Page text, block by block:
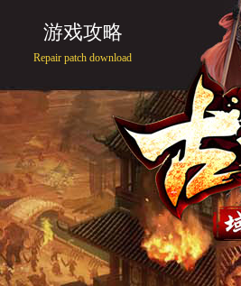
游戏攻略
Repair patch download